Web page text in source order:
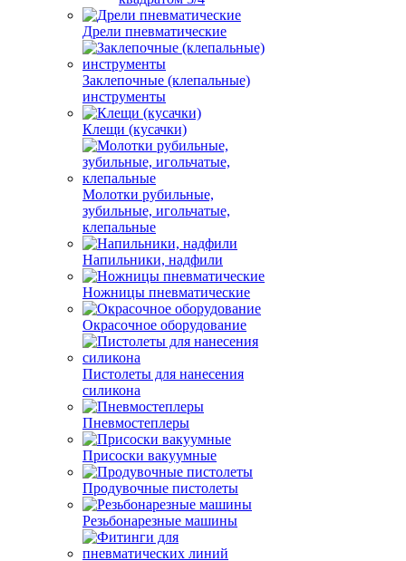
Дрели пневматические
Заклепочные (клепальные)
инструменты
Клещи (кусачки)
Молотки рубильные,
зубильные, игольчатые,
клепальные
Напильники, надфили
Ножницы пневматические
Окрасочное оборудование
Пистолеты для нанесения
силикона
Пневмостеплеры
Присоски вакуумные
Продувочные пистолеты
Резьбонарезные машины